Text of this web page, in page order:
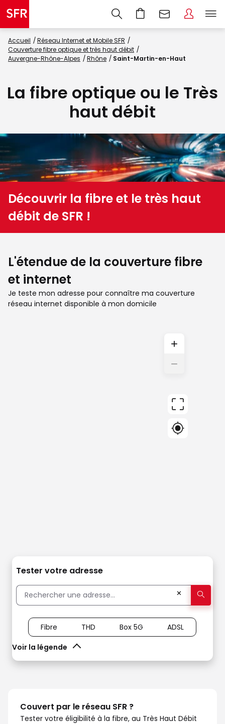
Accueil
Réseau Internet et Mobile SFR
Couverture fibre optique et très haut débit
Auvergne-Rhône-Alpes
Rhône Saint-Martin-en-Haut
La fibre optique ou le Très
haut débit
Découvrir la fibre et le très haut
débit de SFR !
L'étendue de la couverture fibre
et internet
Je teste mon adresse pour connaître ma couverture
réseau internet disponible à mon domicile
+
−
Tester votre adresse
✕
Voir la légende
Fibre THD Box 5G ADSL
Couvert par le réseau SFR ?
Tester votre éligibilité à la fibre, au Très Haut Débit